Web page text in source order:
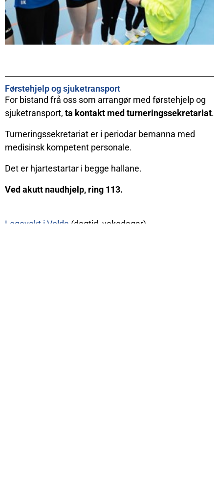
Førstehjelp og sjuketransport
For bistand frå oss som arrangør med førstehjelp og
sjuketransport, ta kontakt med turneringssekretariat.
Turneringssekretariat er i periodar bemanna med
medisinsk kompetent personale.
Det er hjartestartar i begge hallane.
Ved akutt naudhjelp, ring 113.
Legevakt i Volda (dagtid, vekedagar)